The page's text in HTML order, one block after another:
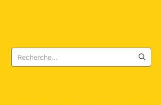
Rechercher